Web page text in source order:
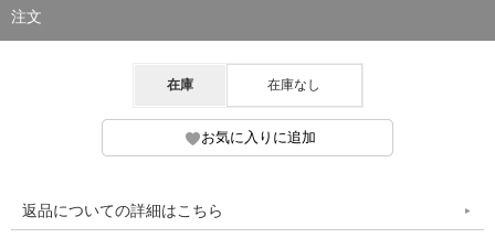
注文
在庫 在庫なし
返品についての詳細はこちら